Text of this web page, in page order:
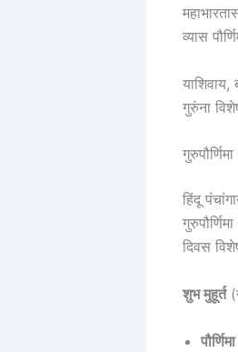
व्यास
याशिवाय,
गुरुंना
हिंदू
गुरुपौर्णिमा
दिवस
शुभ मुहूर्त